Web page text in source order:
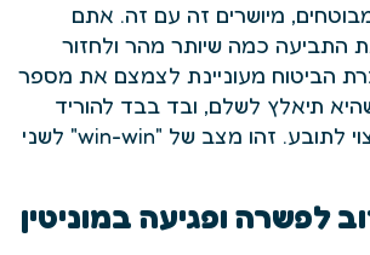
מיושרים זה עם זה. אתם
התביעה כמה שיותר מהר ולחזור
הביטוח מעוניינת לצמצם את מספר
תיאלץ לשלם, ובד בבד להוריד
למינימום את הפיצוי לתובע. זהו מצב של "win-win" לשני
לפשרה ופגיעה במוניטין